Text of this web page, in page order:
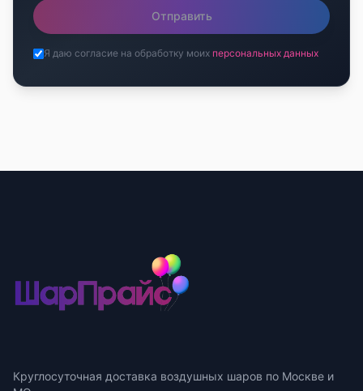
Отправить
Я даю согласие на обработку моих персональных данных
Круглосуточная доставка воздушных шаров по Москве и